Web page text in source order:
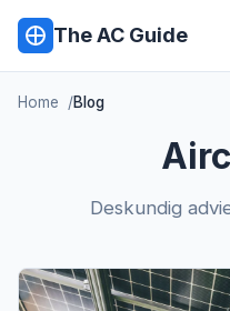
The AC Guide
Home Blog
Deskundig